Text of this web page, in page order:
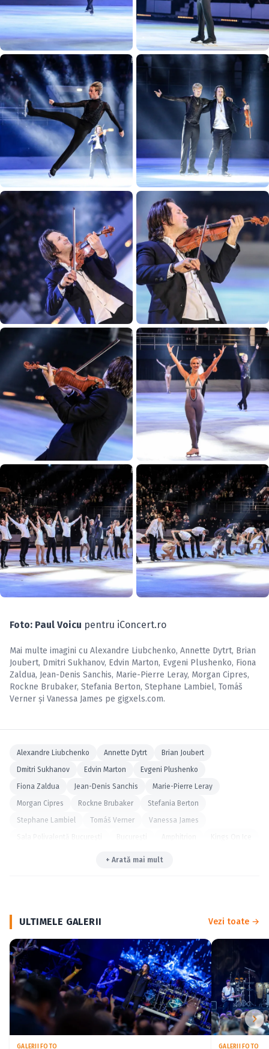
Foto: Paul Voicu pentru iConcert.ro
Mai multe imagini cu Alexandre Liubchenko, Annette Dytrt, Brian
Joubert, Dmitri Sukhanov, Edvin Marton, Evgeni Plushenko, Fiona
Zaldua, Jean-Denis Sanchis, Marie-Pierre Leray, Morgan Cipres,
Rockne Brubaker, Stefania Berton, Stephane Lambiel, Tomáš
Verner și Vanessa James pe gigxels.com.
Alexandre Liubchenko Annette Dytrt
Brian Joubert
Dmitri Sukhanov
Edvin Marton
Evgeni Plushenko
Fiona Zaldua
Jean-Denis Sanchis
Marie-Pierre Leray
Morgan Cipres
Rockne Brubaker
Stefania Berton
Stephane Lambiel
Tomáš Verner
Vanessa James
+ Arată mai mult
ULTIMELE GALERII Vezi toate →
GALERII FOTO GALERII FOTO